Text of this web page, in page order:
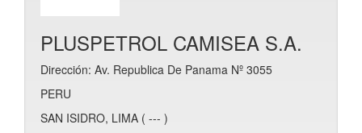
PLUSPETROL CAMISEA S.A.
Dirección: Av. Republica De Panama Nº 3055
PERU
SAN ISIDRO, LIMA ( --- )